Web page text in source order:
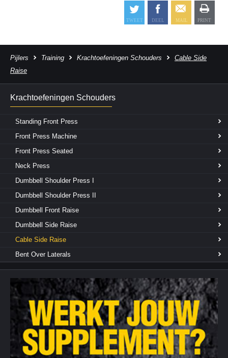
Pijlers Training Krachtoefeningen Schouders
Cable Side
Raise
Krachtoefeningen Schouders
Standing Front Press
Front Press Machine
Front Press Seated
Neck Press
Dumbbell Shoulder Press I
Dumbbell Shoulder Press II
Dumbbell Front Raise
Dumbbell Side Raise
Cable Side Raise
Bent Over Laterals